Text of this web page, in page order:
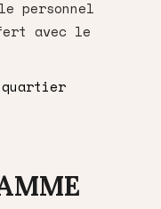
personnel
avec le